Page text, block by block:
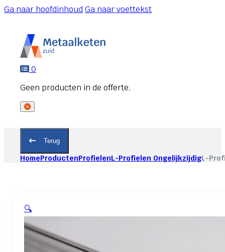
Ga naar hoofdinhoudGa naar voettekst
0
Terug
HomeProductenProfielenL-Profielen OngelijkzijdigL-
🔍